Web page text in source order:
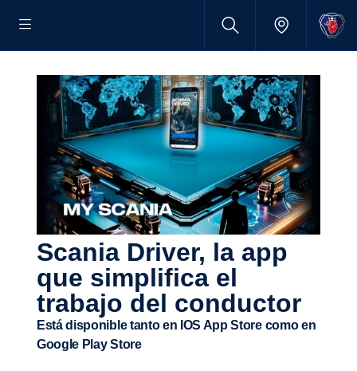
Scania Driver, la app
que simpli­fica el
trabajo del conductor
Está disponible tanto en IOS App Store como en
Google Play Store